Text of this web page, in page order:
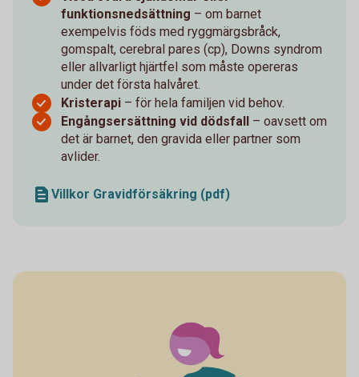
funktionsnedsättning – om barnet
exempelvis föds med ryggmärgsbråck,
gomspalt, cerebral pares (cp), Downs syndrom
eller allvarligt hjärtfel som måste opereras
under det första halvåret.
Kristerapi – för hela familjen vid behov.
Engångsersättning vid dödsfall – oavsett om
det är barnet, den gravida eller partner som
avlider.
Villkor Gravidförsäkring (pdf)